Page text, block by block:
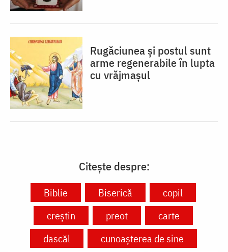
Rugăciunea și postul sunt
arme regenerabile în lupta
cu vrăjmașul
Citește despre:
Biblie Biserică
copil
creștin
preot
carte
dascăl
cunoașterea de sine